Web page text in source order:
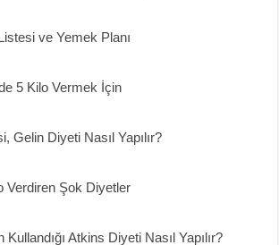
ve Yemek Planı
5 Kilo Vermek İçin
Gelin Diyeti Nasıl Yapılır?
Verdiren Şok Diyetler
Kullandığı Atkins Diyeti Nasıl Yapılır?